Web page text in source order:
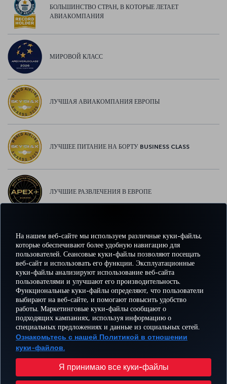
На нашем веб-сайте мы используем различные куки-файлы,
которые обеспечивают более удобную навигацию для
пользователей. Сеансовые куки-файлы позволяют посещать
веб-сайт и использовать его функции. Эксплуатационные
куки-файлы анализируют использование веб-сайта
пользователями и улучшают его производительность.
Функциональные куки-файлы определяют, что пользователи
выбирают на веб-сайте, и помогают повысить удобство
работы. Маркетинговые куки-файлы сообщают о
подходящих кампаниях, используя информацию о
специальных предложениях и данные из социальных сетей.
Ознакомьтесь с нашей Политикой в отношении
куки-файлов.
Я принимаю все куки-файлы
БОЛЬШИНСТВО СТРАН, В КОТОРЫЕ ЛЕТАЕТ
АВИАКОМПАНИЯ
МИРОВОЙ КЛАСС
ЛУЧШАЯ АВИАКОМПАНИЯ ЕВРОПЫ
ЛУЧШЕЕ ПИТАНИЕ НА БОРТУ BUSINESS CLASS
ЛУЧШИЕ РАЗВЛЕЧЕНИЯ В ЕВРОПЕ
ЛУЧШИЙ WI-FI В ЕВРОПЕ
Facebook
TwitterInstagram
YouTubeLinkedIn
TikTokБлогPinterest
БРОНИРУЙТЕ И
УПРАВЛЯЙТЕ
БРОНИРОВАНИЕМ
ВПЕЧАТЛЕНИЕ
ПРЕДЛОЖЕНИЯ
И
НАПРАВЛЕНИЯ
ПОМОЩЬ
Политика конфиденциальности и куки-файлы Правовое уведомление
Изменить настройки куки-файлов План обслуживания клиента Министерства транспорта США